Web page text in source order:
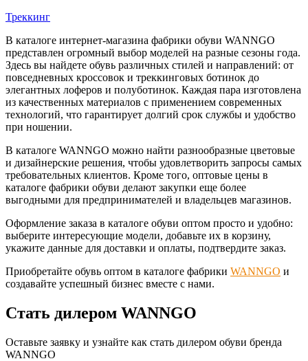
Треккинг
В каталоге интернет-магазина фабрики обуви WANNGO
представлен огромный выбор моделей на разные сезоны года.
Здесь вы найдете обувь различных стилей и направлений: от
повседневных кроссовок и треккинговых ботинок до
элегантных лоферов и полуботинок. Каждая пара изготовлена
из качественных материалов с применением современных
технологий, что гарантирует долгий срок службы и удобство
при ношении.
В каталоге WANNGO можно найти разнообразные цветовые
и дизайнерские решения, чтобы удовлетворить запросы самых
требовательных клиентов. Кроме того, оптовые цены в
каталоге фабрики обуви делают закупки еще более
выгодными для предпринимателей и владельцев магазинов.
Оформление заказа в каталоге обуви оптом просто и удобно:
выберите интересующие модели, добавьте их в корзину,
укажите данные для доставки и оплаты, подтвердите заказ.
Приобретайте обувь оптом в каталоге фабрики WANNGO и
создавайте успешный бизнес вместе с нами.
Стать дилером WANNGO
Оставьте заявку и узнайте как стать дилером обуви бренда
WANNGO